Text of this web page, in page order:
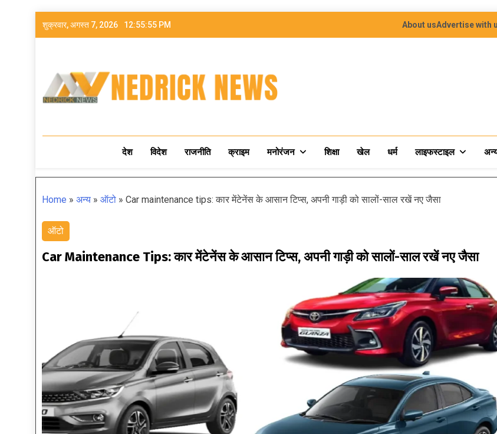
शुक्रवार, अगस्त 7, 2026 12:55:57 PM About usAdvertise with
NEDRICK NEWS
देश विदेश राजनीति क्राइम मनोरंजन शिक्षा खेल धर्म लाइफस्टाइल
Home » अन्य » ऑटो » Car maintenance tips: कार मेंटेनेंस के आसान टिप्स, अपनी गाड़ी को सालों-साल रखें नए जैसा
ऑटो
Car Maintenance Tips: कार मेंटेनेंस के आसान टिप्स, अपनी गाड़ी को सालों-साल रखें नए जैसा